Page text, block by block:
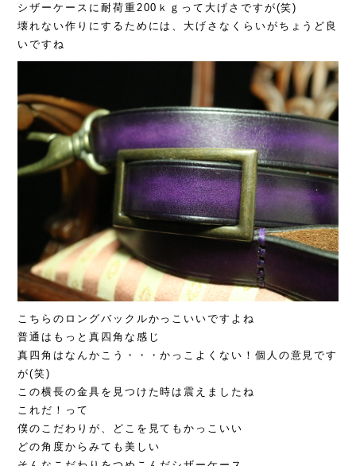
シザーケースに耐荷重200ｋｇって大げさですが(笑)
壊れない作りにするためには、大げさなくらいがちょうど良
いですね
こちらのロングバックルかっこいいですよね
普通はもっと真四角な感じ
真四角はなんかこう・・・かっこよくない！個人の意見です
が(笑)
この横長の金具を見つけた時は震えましたね
これだ！って
僕のこだわりが、どこを見てもかっこいい
どの角度からみても美しい